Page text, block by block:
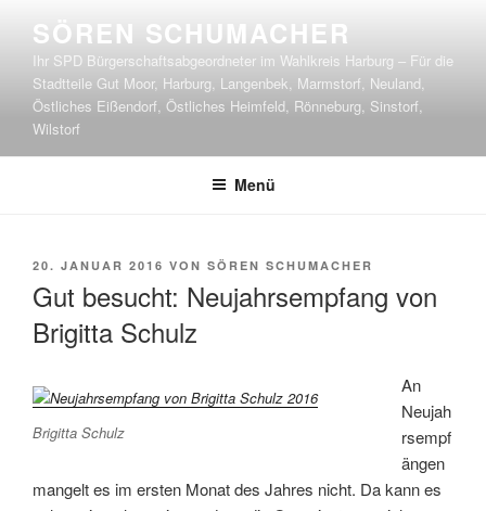
Inhalt
springen
SÖREN SCHUMACHER
Ihr SPD Bürgerschaftsabgeordneter im Wahlkreis Harburg – Für die
Stadtteile Gut Moor, Harburg, Langenbek, Marmstorf, Neuland,
Östliches Eißendorf, Östliches Heimfeld, Rönneburg, Sinstorf,
Wilstorf
Menü
VERÖFFENTLICHT
20. JANUAR 2016 VON SÖREN SCHUMACHER
Gut besucht: Neujahrsempfang von
Brigitta Schulz
Brigitta Schulz
An
Neujah
rsempf
ängen
mangelt es im ersten Monat des Jahres nicht. Da kann es